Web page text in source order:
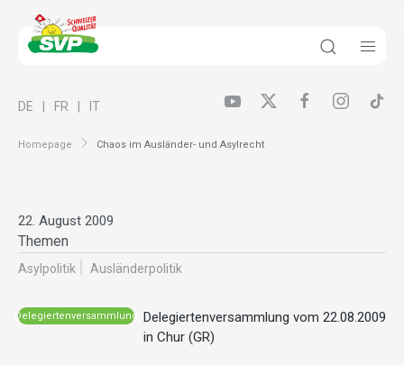
Homepage Chaos im Ausländer- und Asylrecht
DE FR IT
22. August 2009
Themen
Asylpolitik Ausländer­politik
Delegiertenversammlung
Delegiertenversammlung vom 22.08.2009
in Chur (GR)